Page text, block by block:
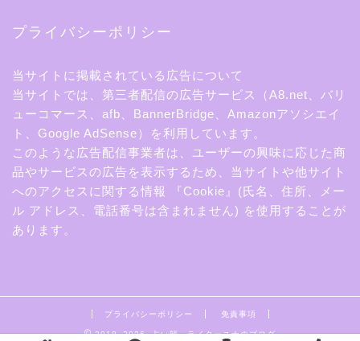
プライバシーポリシー
当サイトに掲載されている広告について
当サイトでは、第三者配信の広告サービス（A8.net、バリ
ューコマース、afb、BannerBridge、Amazonアソシエイ
ト、Google AdSense）を利用しています。
このような広告配信事業者は、ユーザーの興味に応じた商
品やサービスの広告を表示するため、当サイトや他サイト
へのアクセスに関する情報 『Cookie』(氏名、住所、メー
ル アドレス、電話番号は含まれません) を使用することが
あります。
プライバシーポリシー 免責事項
2018–2026 占い師、ライターユナのブログ